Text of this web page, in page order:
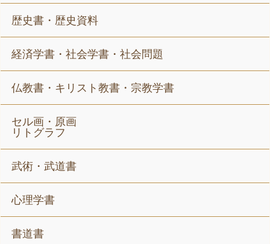
歴史書・歴史資料
経済学書・社会学書・社会問題
仏教書・キリスト教書・宗教学書
セル画・原画
リトグラフ
武術・武道書
心理学書
書道書